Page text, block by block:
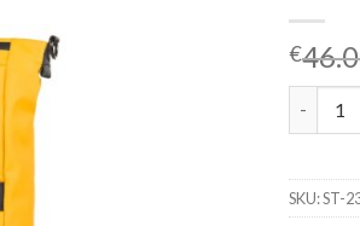
€
SKU:ST-